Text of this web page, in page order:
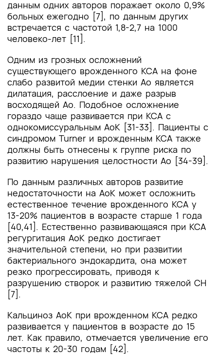
данным одних авторов поражает около 0,9%
больных ежегодно [7], по данным других
встречается с частотой 1,8-2,7 на 1000
человеко-лет [11].
Одним из грозных осложнений
существующего врожденного КСА на фоне
слабо развитой медии стенки Ао является
дилатация, расслоение и даже разрыв
восходящей Ао. Подобное осложнение
гораздо чаще развивается при КСА с
однокомиссуральным АоК [31-33]. Пациенты с
синдромом Turner и врожденным КСА также
должны быть отнесены к группе риска по
развитию нарушения целостности Ао [34-39].
По данным различных авторов развитие
недостаточности на АоК может осложнить
естественное течение врожденного КСА у
13-20% пациентов в возрасте старше 1 года
[40,41]. Естественно развивающаяся при КСА
регургитация АоК редко достигает
значительной степени, но при развитии
бактериального эндокардита, она может
резко прогрессировать, приводя к
разрушению створок и развитию тяжелой СН
[7].
Кальциноз АоК при врожденном КСА редко
развивается у пациентов в возрасте до 15
лет. Как правило, отмечается увеличение его
частоты к 20-30 годам [42].